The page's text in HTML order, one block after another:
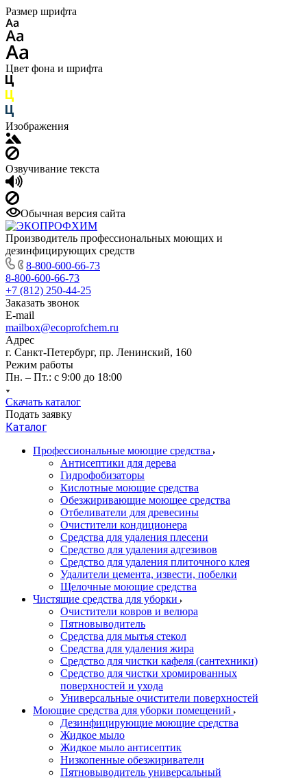
Размер шрифта
Цвет фона и шрифта
Изображения
Озвучивание текста
Обычная версия сайта
Производитель профессиональных моющих и
дезинфицирующих средств
8-800-600-66-73
8-800-600-66-73
+7 (812) 250-44-25
Заказать звонок
E-mail
mailbox@ecoprofchem.ru
Адрес
г. Санкт-Петербург, пр. Ленинский, 160
Режим работы
Пн. – Пт.: с 9:00 до 18:00
Скачать каталог
Подать заявку
Каталог
Профессиональные моющие средства
Антисептики для дерева
Гидрофобизаторы
Кислотные моющие средства
Обезжиривающие моющее средства
Отбеливатели для древесины
Очистители кондиционера
Средства для удаления плесени
Средство для удаления адгезивов
Средство для удаления плиточного клея
Удалители цемента, извести, побелки
Щелочные моющие средства
Чистящие средства для уборки
Очистители ковров и велюра
Пятновыводитель
Средства для мытья стекол
Средства для удаления жира
Средство для чистки кафеля (сантехники)
Средство для чистки хромированных
поверхностей и ухода
Универсальные очистители поверхностей
Моющие средства для уборки помещений
Дезинфицирующие моющие средства
Жидкое мыло
Жидкое мыло антисептик
Низкопенные обезжириватели
Пятновыводитель универсальный